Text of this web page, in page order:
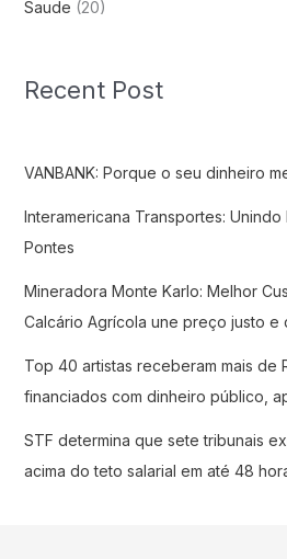
Saude (20)
Recent Post
VANBANK: Porque o seu dinheiro
Interamericana Transportes: Unindo
Pontes
Mineradora Monte Karlo: Melhor
Calcário Agrícola une preço justo e
Top 40 artistas receberam mais de
financiados com dinheiro público,
STF determina que sete tribunais
acima do teto salarial em até 48